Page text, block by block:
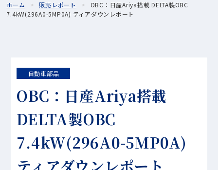
ホーム 販売レポート
OBC：日産Ariya搭載 DELTA製OBC
7.4kW(296A0-5MP0A) ティアダウンレポート
自動車部品
OBC：日産Ariya搭載
DELTA製OBC
7.4kW(296A0-5MP0A)
ティアダウンレポート